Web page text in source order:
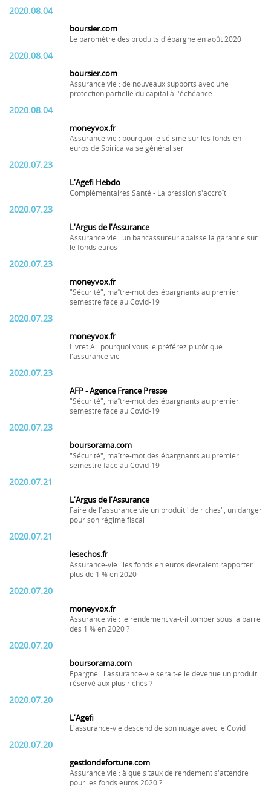
2020.08.04
boursier.com
Le baromètre des produits d'épargne en août 2020
2020.08.04
boursier.com
Assurance vie : de nouveaux supports avec une
protection partielle du capital à l'échéance
2020.08.04
moneyvox.fr
Assurance vie : pourquoi le séisme sur les fonds en
euros de Spirica va se généraliser
2020.07.23
L'Agefi Hebdo
Complémentaires Santé - La pression s'accroît
2020.07.23
L'Argus de l'Assurance
Assurance vie : un bancassureur abaisse la garantie sur
le fonds euros
2020.07.23
moneyvox.fr
"Sécurité", maître-mot des épargnants au premier
semestre face au Covid-19
2020.07.23
moneyvox.fr
Livret A : pourquoi vous le préférez plutôt que
l'assurance vie
2020.07.23
AFP - Agence France Presse
"Sécurité", maître-mot des épargnants au premier
semestre face au Covid-19
2020.07.23
boursorama.com
"Sécurité", maître-mot des épargnants au premier
semestre face au Covid-19
2020.07.21
L'Argus de l'Assurance
Faire de l'assurance vie un produit "de riches", un danger
pour son régime fiscal
2020.07.21
lesechos.fr
Assurance-vie : les fonds en euros devraient rapporter
plus de 1 % en 2020
2020.07.20
moneyvox.fr
Assurance vie : le rendement va-t-il tomber sous la barre
des 1 % en 2020 ?
2020.07.20
boursorama.com
Epargne : l'assurance-vie serait-elle devenue un produit
réservé aux plus riches ?
2020.07.20
L'Agefi
L'assurance-vie descend de son nuage avec le Covid
2020.07.20
gestiondefortune.com
Assurance vie : à quels taux de rendement s'attendre
pour les fonds euros 2020 ?